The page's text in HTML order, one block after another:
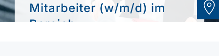
Mitarbeiter (w/m/d) im
Bereich